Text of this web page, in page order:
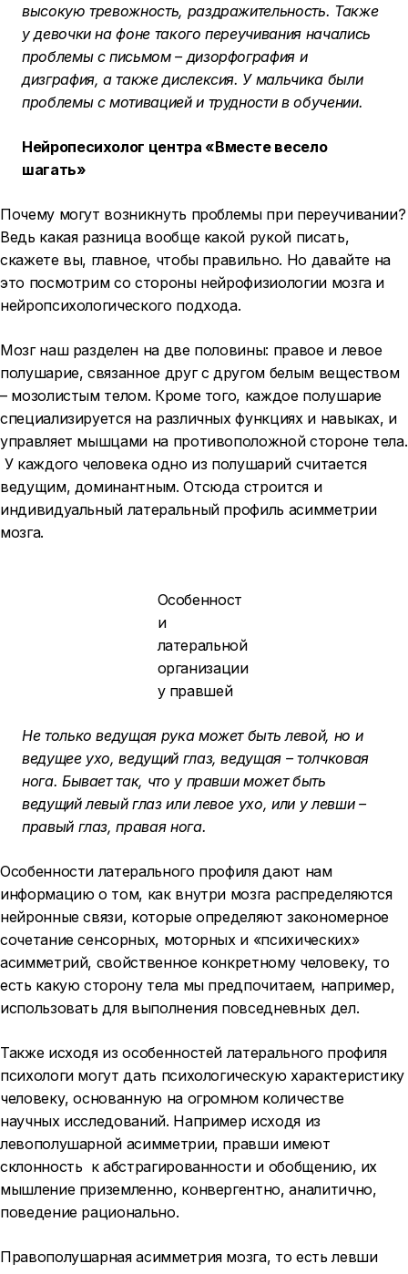
высокую тревожность, раздражительность. Также
у девочки на фоне такого переучивания начались
проблемы с письмом – дизорфография и
дизграфия, а также дислексия. У мальчика были
проблемы с мотивацией и трудности в обучении.
Нейропесихолог центра «Вместе весело
шагать»
Почему могут возникнуть проблемы при переучивании?
Ведь какая разница вообще какой рукой писать,
скажете вы, главное, чтобы правильно. Но давайте на
это посмотрим со стороны нейрофизиологии мозга и
нейропсихологического подхода.
Мозг наш разделен на две половины: правое и левое
полушарие, связанное друг с другом белым веществом
– мозолистым телом. Кроме того, каждое полушарие
специализируется на различных функциях и навыках, и
управляет мышцами на противоположной стороне тела.
У каждого человека одно из полушарий считается
ведущим, доминантным. Отсюда строится и
индивидуальный латеральный профиль асимметрии
мозга.
Особенност
и
латеральной
организации
у правшей
Не только ведущая рука может быть левой, но и
ведущее ухо, ведущий глаз, ведущая – толчковая
нога. Бывает так, что у правши может быть
ведущий левый глаз или левое ухо, или у левши –
правый глаз, правая нога.
Особенности латерального профиля дают нам
информацию о том, как внутри мозга распределяются
нейронные связи, которые определяют закономерное
сочетание сенсорных, моторных и «психических»
асимметрий, свойственное конкретному человеку, то
есть какую сторону тела мы предпочитаем, например,
использовать для выполнения повседневных дел.
Также исходя из особенностей латерального профиля
психологи могут дать психологическую характеристику
человеку, основанную на огромном количестве
научных исследований. Например исходя из
левополушарной асимметрии, правши имеют
склонность к абстрагированности и обобщению, их
мышление приземленно, конвергентно, аналитично,
поведение рационально.
Правополушарная асимметрия мозга, то есть левши